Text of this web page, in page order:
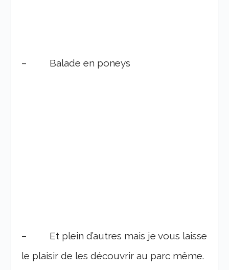
– Balade en poneys
– Et plein d’autres mais je vous laisse
le plaisir de les découvrir au parc même.